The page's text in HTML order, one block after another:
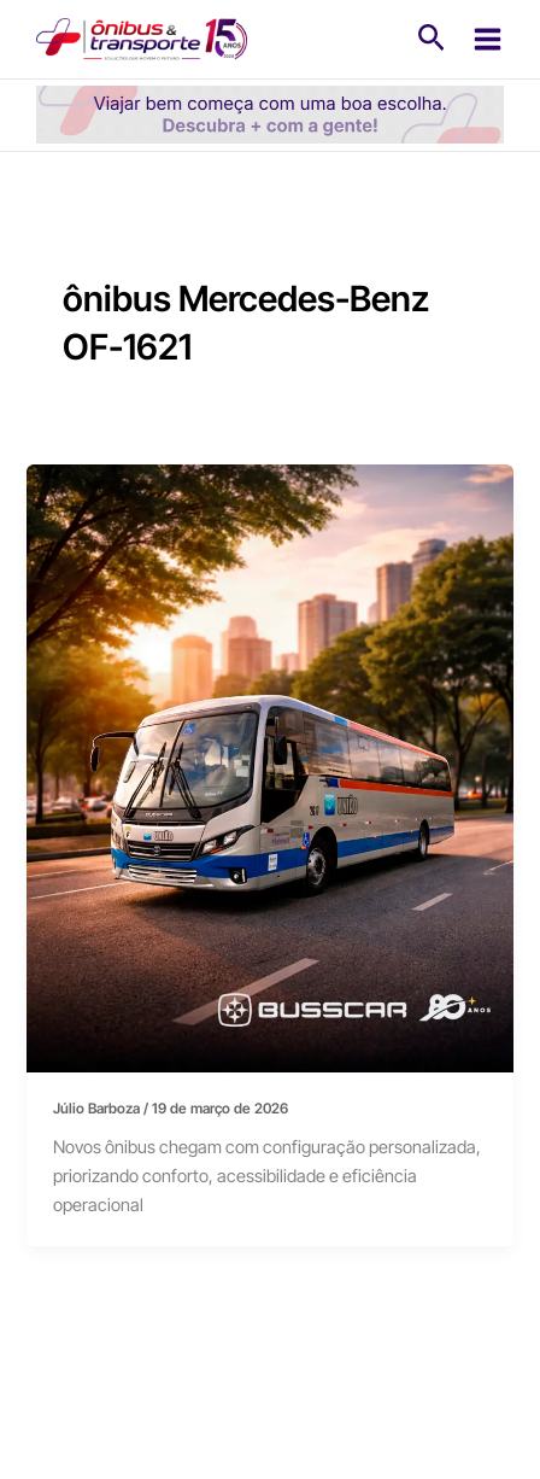
conteúdo
ônibus Mercedes-Benz
OF-1621
Júlio Barboza/19 de março de 2026
Novos ônibus chegam com configuração personalizada,
priorizando conforto, acessibilidade e eficiência
operacional